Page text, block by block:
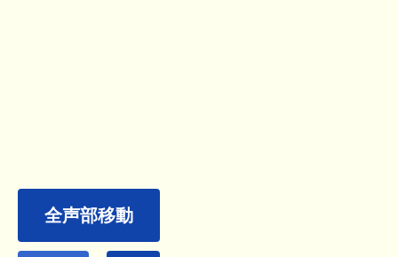
全声部移動